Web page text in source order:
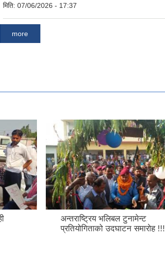
मिति: 07/06/2026 - 17:37
more
अन्तराष्ट्रिय भलिबल टुनामेन्ट
प्रतियोगिताको उदघाटन समारोह !!!